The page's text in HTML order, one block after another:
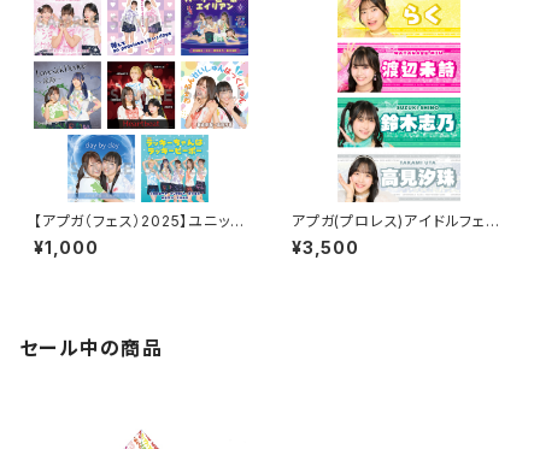
【アプガ（フェス）2025】ユニット
ジャケ写風ポートレート
¥1,000
アプガ(プロレス)アイドルフェイ
スタオル2026ver.
¥3,500
セール中の商品